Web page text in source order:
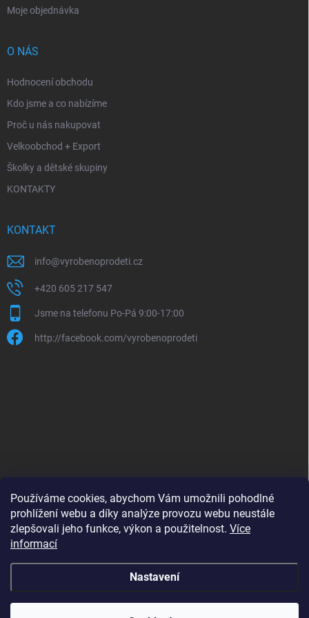
Používáme cookies, abychom Vám umožnili pohodlné
prohlížení webu a díky analýze provozu webu neustále
zlepšovali jeho funkce, výkon a použitelnost. Více
informací
Nastavení
Moje objednávka
O NÁS
Hodnocení obchodu
Kdo jsme a co nabízíme
Proč u nás nakupovat
Velkoobchod + Export
Školky a dětské skupiny
KONTAKTY
KONTAKT
info@vyrobenoprodeti.cz
+420 605 217 547
Jsme na telefonu Po-Pá 9:00-17:00
http://facebook.com/vyrobenoprodeti
B2B shop pro obchodníky - www.krokido.cz
Vyrobenoprodeti.cz . Všechna práva vyhrazena.